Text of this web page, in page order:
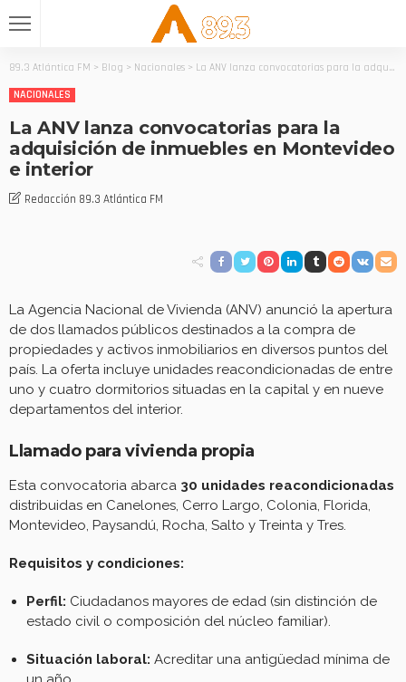
89.3 Atlántica FM > Blog > Nacionales > La ANV lanza convocatorias para la adquisición de inmuebles en Montevideo e interior
NACIONALES
La ANV lanza convocatorias para la
adquisición de inmuebles en Montevideo
e interior
Redacción 89.3 Atlántica FM
La Agencia Nacional de Vivienda (ANV) anunció la apertura
de dos llamados públicos destinados a la compra de
propiedades y activos inmobiliarios en diversos puntos del
país. La oferta incluye unidades reacondicionadas de entre
uno y cuatro dormitorios situadas en la capital y en nueve
departamentos del interior.
Llamado para vivienda propia
Esta convocatoria abarca 30 unidades reacondicionadas
distribuidas en Canelones, Cerro Largo, Colonia, Florida,
Montevideo, Paysandú, Rocha, Salto y Treinta y Tres.
Requisitos y condiciones:
Perfil: Ciudadanos mayores de edad (sin distinción de
estado civil o composición del núcleo familiar).
Situación laboral: Acreditar una antigüedad mínima de